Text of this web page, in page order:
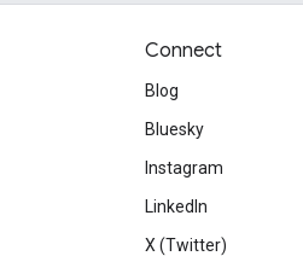
Connect
Blog
Bluesky
Instagram
LinkedIn
X (Twitter)